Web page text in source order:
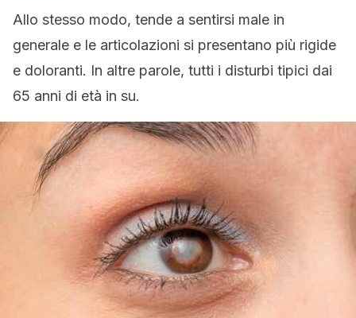
Allo stesso modo, tende a sentirsi male in
generale e le articolazioni si presentano più rigide
e doloranti. In altre parole, tutti i disturbi tipici dai
65 anni di età in su.